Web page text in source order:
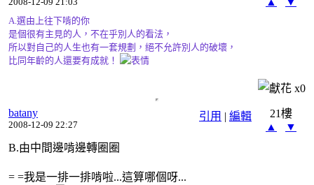
A.選由上往下啃的你
是個很有主見的人，不在乎別人的看法，
所以對自己的人生也有一套規劃，絕不允許別人的破壞，
比同年齡的人還要有成就！
x0
引用 | 編輯
batany
2008-12-09 22:27
21樓
▲
▼
B.由中間邊啃邊轉圈圈
= =我是一排一排啃啦...這算哪個呀...